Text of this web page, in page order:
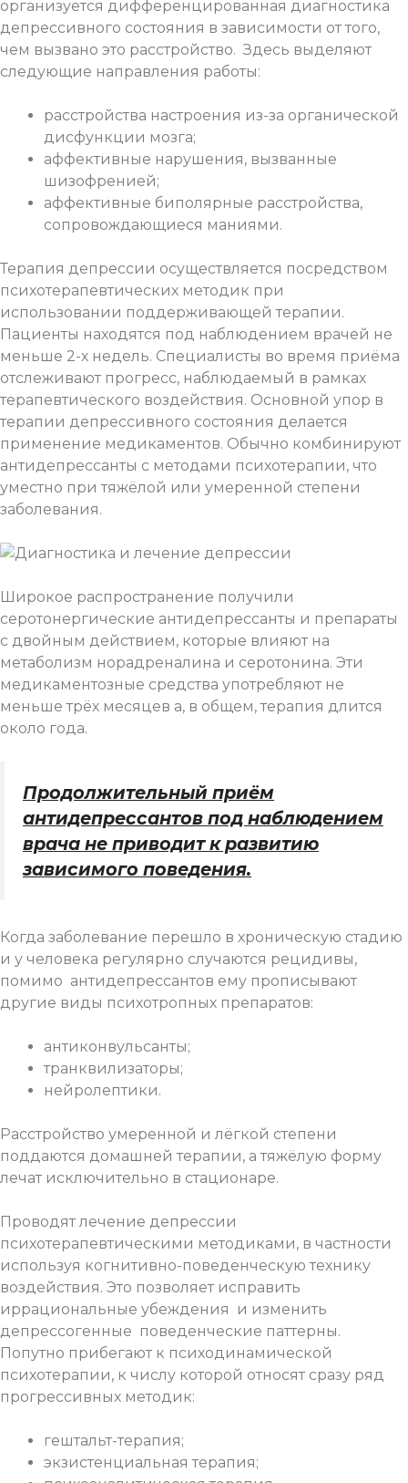
организуется дифференцированная диагностика
депрессивного состояния в зависимости от того,
чем вызвано это расстройство. Здесь выделяют
следующие направления работы:
расстройства настроения из-за органической
дисфункции мозга;
аффективные нарушения, вызванные
шизофренией;
аффективные биполярные расстройства,
сопровождающиеся маниями.
Терапия депрессии осуществляется посредством
психотерапевтических методик при
использовании поддерживающей терапии.
Пациенты находятся под наблюдением врачей не
меньше 2-х недель. Специалисты во время приёма
отслеживают прогресс, наблюдаемый в рамках
терапевтического воздействия. Основной упор в
терапии депрессивного состояния делается
применение медикаментов. Обычно комбинируют
антидепрессанты с методами психотерапии, что
уместно при тяжёлой или умеренной степени
заболевания.
Широкое распространение получили
серотонергические антидепрессанты и препараты
с двойным действием, которые влияют на
метаболизм норадреналина и серотонина. Эти
медикаментозные средства употребляют не
меньше трёх месяцев а, в общем, терапия длится
около года.
Продолжительный приём
антидепрессантов под наблюдением
врача не приводит к развитию
зависимого поведения.
Когда заболевание перешло в хроническую стадию
и у человека регулярно случаются рецидивы,
помимо антидепрессантов ему прописывают
другие виды психотропных препаратов:
антиконвульсанты;
транквилизаторы;
нейролептики.
Расстройство умеренной и лёгкой степени
поддаются домашней терапии, а тяжёлую форму
лечат исключительно в стационаре.
Проводят лечение депрессии
психотерапевтическими методиками, в частности
используя когнитивно-поведенческую технику
воздействия. Это позволяет исправить
иррациональные убеждения и изменить
депрессогенные поведенческие паттерны.
Попутно прибегают к психодинамической
психотерапии, к числу которой относят сразу ряд
прогрессивных методик:
гештальт-терапия;
экзистенциальная терапия;